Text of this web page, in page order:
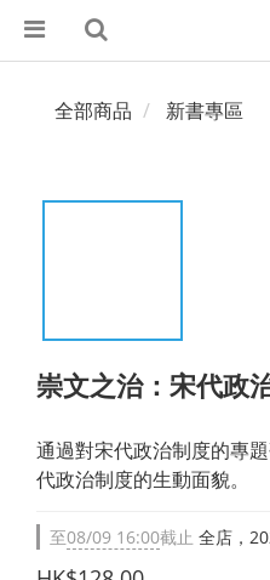
全部商品 新書專區
崇文之治：宋代政
通過對宋代政治制度的專
代政治制度的生動面貌。
至08/09 16:00截止 全店，